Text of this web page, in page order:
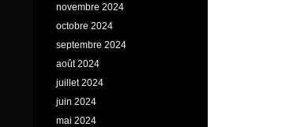
novembre 2024
octobre 2024
septembre 2024
août 2024
juillet 2024
juin 2024
mai 2024